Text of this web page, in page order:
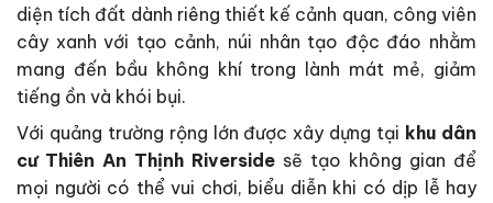
diện tích đất dành riêng thiết kế cảnh quan, công viên
cây xanh với tạo cảnh, núi nhân tạo độc đáo nhằm
mang đến bầu không khí trong lành mát mẻ, giảm
tiếng ồn và khói bụi.
Với quảng trường rộng lớn được xây dựng tại khu dân
cư Thiên An Thịnh Riverside sẽ tạo không gian để
mọi người có thể vui chơi, biểu diễn khi có dịp lễ hay